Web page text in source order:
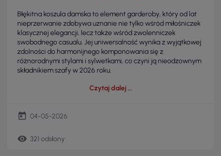
Błękitna koszula damska to element garderoby, który od lat
nieprzerwanie zdobywa uznanie nie tylko wśród miłośniczek
klasycznej elegancji, lecz także wśród zwolenniczek
swobodnego casualu. Jej uniwersalność wynika z wyjątkowej
zdolności do harmonijnego komponowania się z
różnorodnymi stylami i sylwetkami, co czyni ją nieodzownym
składnikiem szafy w 2026 roku.
Czytaj dalej
today 04-05-2026
remove_red_eye 321 odsłony